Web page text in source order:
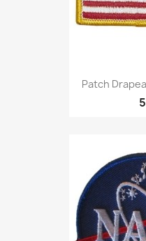
Patch